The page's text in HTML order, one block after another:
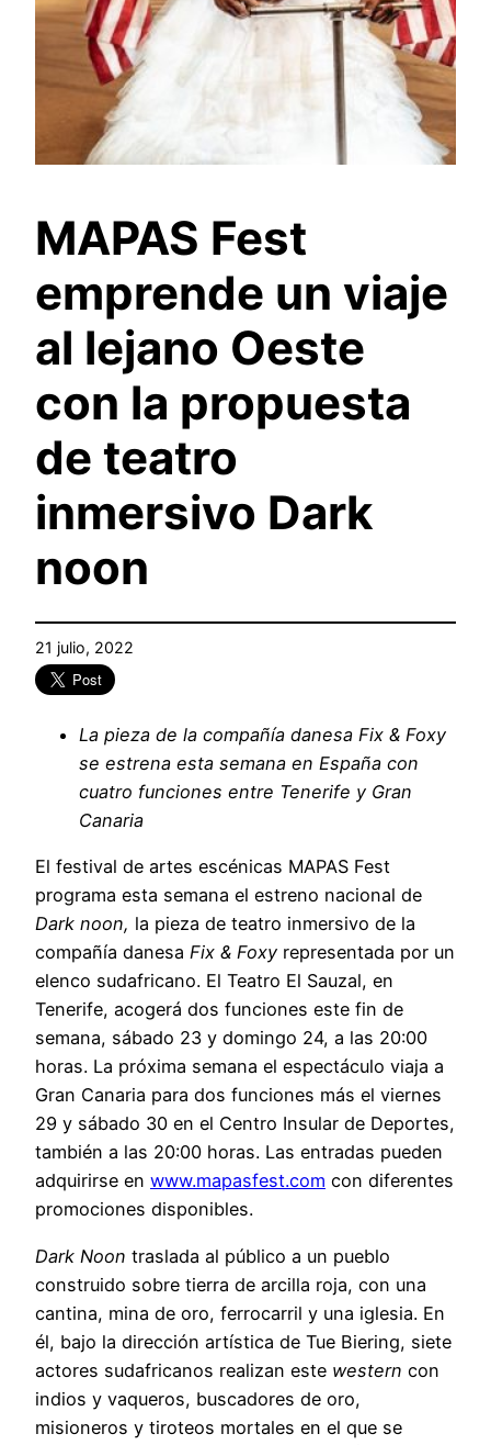
MAPAS Fest
emprende un viaje
al lejano Oeste
con la propuesta
de teatro
inmersivo Dark
noon
21 julio, 2022
La pieza de la compañía danesa Fix & Foxy
se estrena esta semana en España con
cuatro funciones entre Tenerife y Gran
Canaria
El festival de artes escénicas MAPAS Fest
programa esta semana el estreno nacional de
Dark noon, la pieza de teatro inmersivo de la
compañía danesa Fix & Foxy representada por un
elenco sudafricano. El Teatro El Sauzal, en
Tenerife, acogerá dos funciones este fin de
semana, sábado 23 y domingo 24, a las 20:00
horas. La próxima semana el espectáculo viaja a
Gran Canaria para dos funciones más el viernes
29 y sábado 30 en el Centro Insular de Deportes,
también a las 20:00 horas. Las entradas pueden
adquirirse en www.mapasfest.com con diferentes
promociones disponibles.
Dark Noon traslada al público a un pueblo
construido sobre tierra de arcilla roja, con una
cantina, mina de oro, ferrocarril y una iglesia. En
él, bajo la dirección artística de Tue Biering, siete
actores sudafricanos realizan este western con
indios y vaqueros, buscadores de oro,
misioneros y tiroteos mortales en el que se